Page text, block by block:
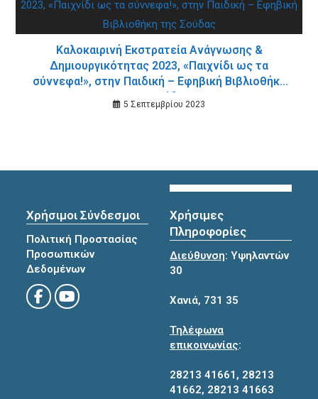
Καλοκαιρινή Εκστρατεία Ανάγνωσης &
Δημιουργικότητας 2023, «Παιχνίδι ως τα
σύννεφα!», στην Παιδική – Εφηβική Βιβλιοθήκη
της Σούδας
5 Σεπτεμβρίου 2023
Χρήσιμοι Σύνδεσμοι
Πολιτική Προστασίας
Προσωπικών
Δεδομένων
Χρήσιμες
Πληροφορίες
Διεύθυνση: Υψηλαντών
30
Χανιά, 731 35
Τηλέφωνα
επικοινωνίας:
28213 41661 , 28213
41662, 28213 41663